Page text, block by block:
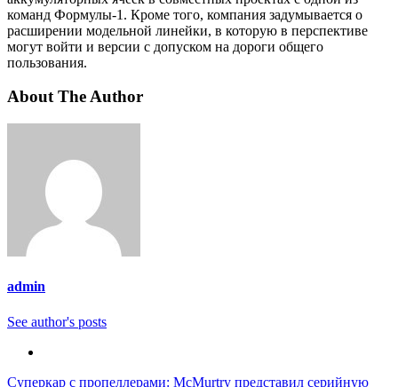
команд Формулы-1. Кроме того, компания задумывается о
расширении модельной линейки, в которую в перспективе
могут войти и версии с допуском на дороги общего
пользования.
About The Author
admin
See author's posts
Суперкар с пропеллерами: McMurtry представил серийную